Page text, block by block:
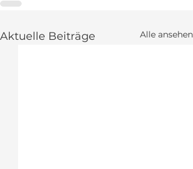
Aktuelle Beiträge Alle ansehen